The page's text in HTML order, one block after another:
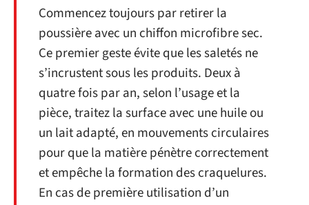
Commencez toujours par retirer la
poussière avec un chiffon microfibre sec.
Ce premier geste évite que les saletés ne
s’incrustent sous les produits. Deux à
quatre fois par an, selon l’usage et la
pièce, traitez la surface avec une huile ou
un lait adapté, en mouvements circulaires
pour que la matière pénètre correctement
et empêche la formation des craquelures.
En cas de première utilisation d’un